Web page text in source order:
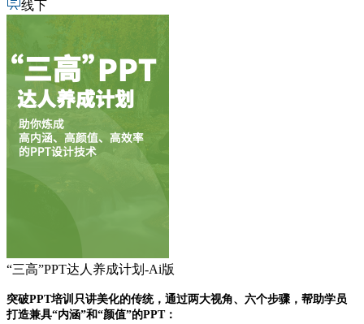
线下
“三高”PPT达人养成计划-Ai版
突破PPT培训只讲美化的传统，通过两大视角、六个步骤，帮助学员
打造兼具“内涵”和“颜值”的PPT：